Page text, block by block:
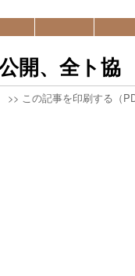
開、全ト協
>> この記事を印刷する（